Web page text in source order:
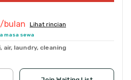
/bulan Lihat rincian
masa sewa
laundry, cleaning